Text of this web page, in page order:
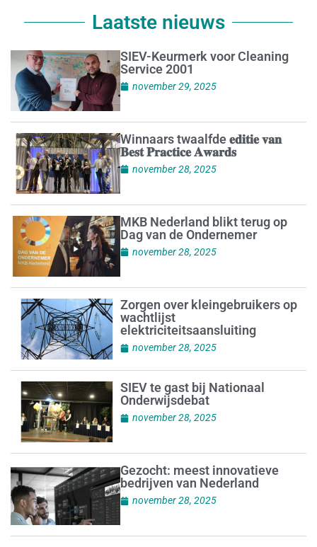
Laatste nieuws
SIEV-Keurmerk voor Cleaning
Service 2001
november 29, 2025
Winnaars twaalfde 𝐞𝐝𝐢𝐭𝐢𝐞 𝐯𝐚𝐧
𝐁𝐞𝐬𝐭 𝐏𝐫𝐚𝐜𝐭𝐢𝐜𝐞 𝐀𝐰𝐚𝐫𝐝𝐬
november 28, 2025
MKB Nederland blikt terug op
Dag van de Ondernemer
november 28, 2025
Zorgen over kleingebruikers op
wachtlijst
elektriciteitsaansluiting
november 28, 2025
SIEV te gast bij Nationaal
Onderwijsdebat
november 28, 2025
Gezocht: meest innovatieve
bedrijven van Nederland
november 28, 2025